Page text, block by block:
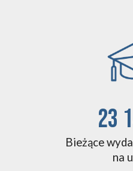
23
Bieżące
na